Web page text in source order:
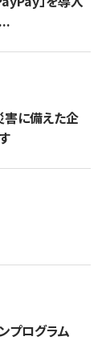
害に備えた企
プログラム